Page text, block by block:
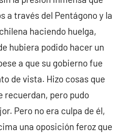
a través del Pentágono y la
haciendo huelga,
hubiera podido hacer un
a que su gobierno fue
de vista. Hizo cosas que
recuerdan, pero pudo
Pero no era culpa de él,
una oposición feroz que